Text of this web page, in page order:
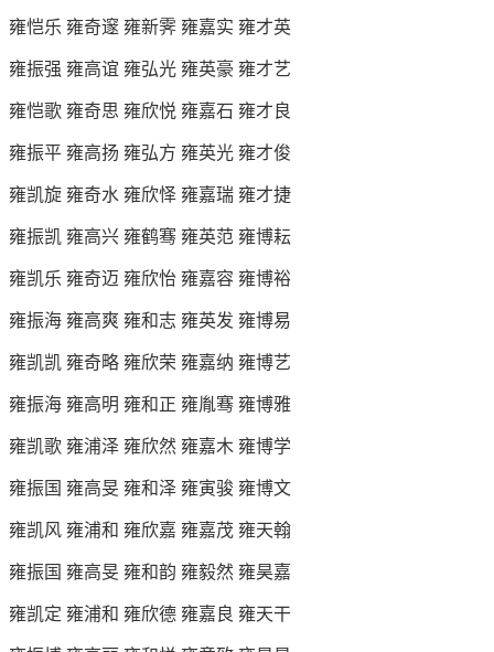
雍恺乐 雍奇邃 雍新霁 雍嘉实 雍才英
雍振强 雍高谊 雍弘光 雍英豪 雍才艺
雍恺歌 雍奇思 雍欣悦 雍嘉石 雍才良
雍振平 雍高扬 雍弘方 雍英光 雍才俊
雍凯旋 雍奇水 雍欣怿 雍嘉瑞 雍才捷
雍振凯 雍高兴 雍鹤骞 雍英范 雍博耘
雍凯乐 雍奇迈 雍欣怡 雍嘉容 雍博裕
雍振海 雍高爽 雍和志 雍英发 雍博易
雍凯凯 雍奇略 雍欣荣 雍嘉纳 雍博艺
雍振海 雍高明 雍和正 雍胤骞 雍博雅
雍凯歌 雍浦泽 雍欣然 雍嘉木 雍博学
雍振国 雍高旻 雍和泽 雍寅骏 雍博文
雍凯风 雍浦和 雍欣嘉 雍嘉茂 雍天翰
雍振国 雍高旻 雍和韵 雍毅然 雍昊嘉
雍凯定 雍浦和 雍欣德 雍嘉良 雍天干